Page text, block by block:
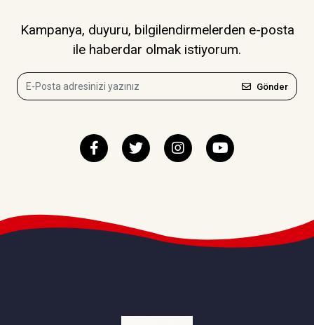
Kampanya, duyuru, bilgilendirmelerden e-posta
ile haberdar olmak istiyorum.
Gönder